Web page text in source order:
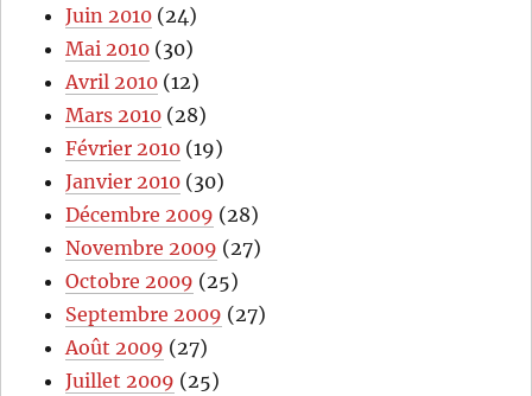
Juin 2010 (24)
Mai 2010 (30)
Avril 2010 (12)
Mars 2010 (28)
Février 2010 (19)
Janvier 2010 (30)
Décembre 2009 (28)
Novembre 2009 (27)
Octobre 2009 (25)
Septembre 2009 (27)
Août 2009 (27)
Juillet 2009 (25)